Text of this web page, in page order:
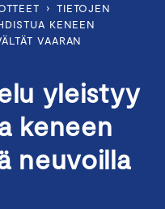
› TIETOJEN
KENEEN
VAARAN
yleistyy
keneen
neuvoilla